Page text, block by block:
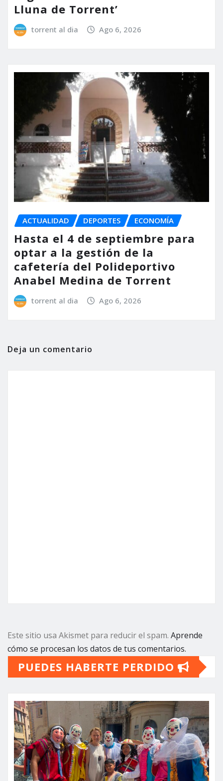
Lluna de Torrent’
torrent al dia Ago 6, 2026
ACTUALIDAD DEPORTES ECONOMÍA
Hasta el 4 de septiembre para
optar a la gestión de la
cafetería del Polideportivo
Anabel Medina de Torrent
torrent al dia Ago 6, 2026
Deja un comentario
Este sitio usa Akismet para reducir el spam. Aprende
cómo se procesan los datos de tus comentarios.
PUEDES HABERTE PERDIDO